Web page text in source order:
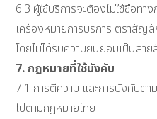
6.3 ผู้ใช้บริการจะต้องไม่ใช้ชื่อทา
เครื่องหมายการบริการ ตราสั
โดยไม่ได้รับความยินยอมเป็นล
7. กฎหมายที่ใช้บังคับ
7.1 การตีความ และการบังคับตา
ไปตามกฎหมายไทย